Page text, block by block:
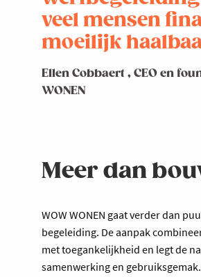
veel mensen
moeilijk
Ellen Cobbaert , CEO en
WONEN
Meer dan
WOW WONEN gaat verder dan
begeleiding. De aanpak
met toegankelijkheid en legt de
samenwerking en